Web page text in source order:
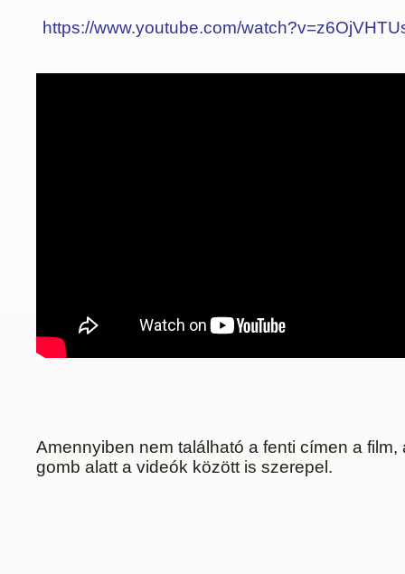
https://www.youtube.com/
Amennyiben nem található a fenti címen a
gomb alatt a videók között is szerepel.